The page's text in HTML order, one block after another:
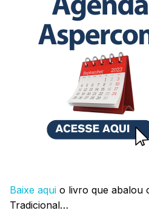
Baixe aqui o livro que abalou
Tradicional…